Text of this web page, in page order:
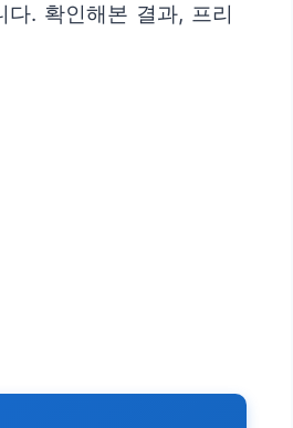
. 확인해본 결과, 프리